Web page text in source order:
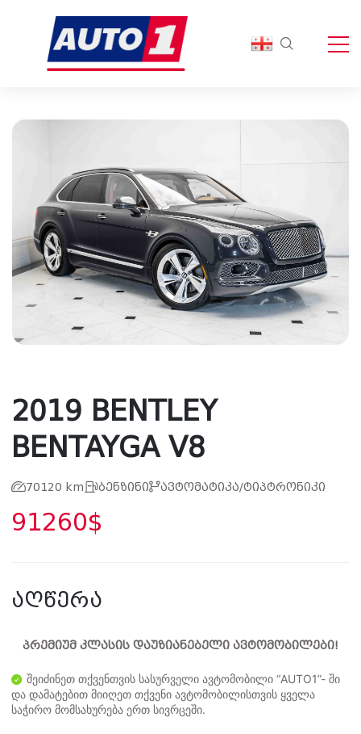
2019 BENTLEY
BENTAYGA V8
70120 km ბენზინი ავტომატიკა/ტიპტრონიკი
91260$
აღწერა
პრემიუმ კლასის დაუზიანებელი ავტომობილები!
შეიძინეთ თქვენთვის სასურველი ავტომობილი “AUTO1”- ში
და დამატებით მიიღეთ თქვენი ავტომობილისთვის ყველა
საჭირო მომსახურება ერთ სივრცეში.